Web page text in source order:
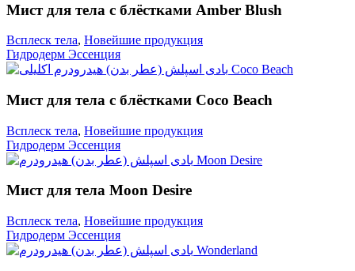
Мист для тела с блёстками Amber Blush
Всплеск тела, Новейшие продукция
Гидродерм Эссенция
Мист для тела с блёстками Coco Beach
Всплеск тела, Новейшие продукция
Гидродерм Эссенция
Мист для тела Moon Desire
Всплеск тела, Новейшие продукция
Гидродерм Эссенция